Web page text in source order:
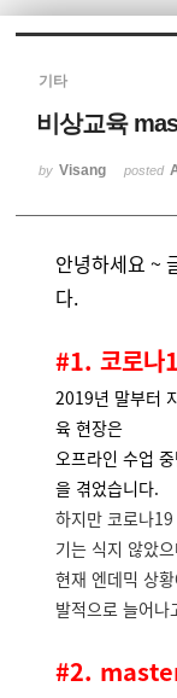
기타
비상교육
by Visang posted
안녕하세요 ~
다.
#1. 코로나
2019년 말부터
육 현장은
오프라인 수업
을 겪었습니다.
하지만 코로나
기는 식지 않았으
현재 엔데믹 상
발적으로 늘어나
#2.